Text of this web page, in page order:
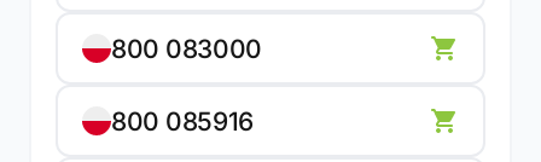
800 083000
800 085916